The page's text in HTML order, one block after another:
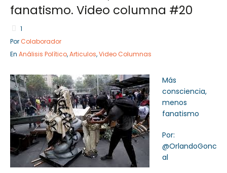
Sector Público Empresa Privada
fanatismo. Video columna #20
1
Por Colaborador
En Análisis Político,Articulos,Video Columnas
Más
consciencia,
menos
fanatismo
Por:
@OrlandoGonc
al